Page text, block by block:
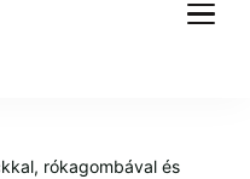
rókagombával és